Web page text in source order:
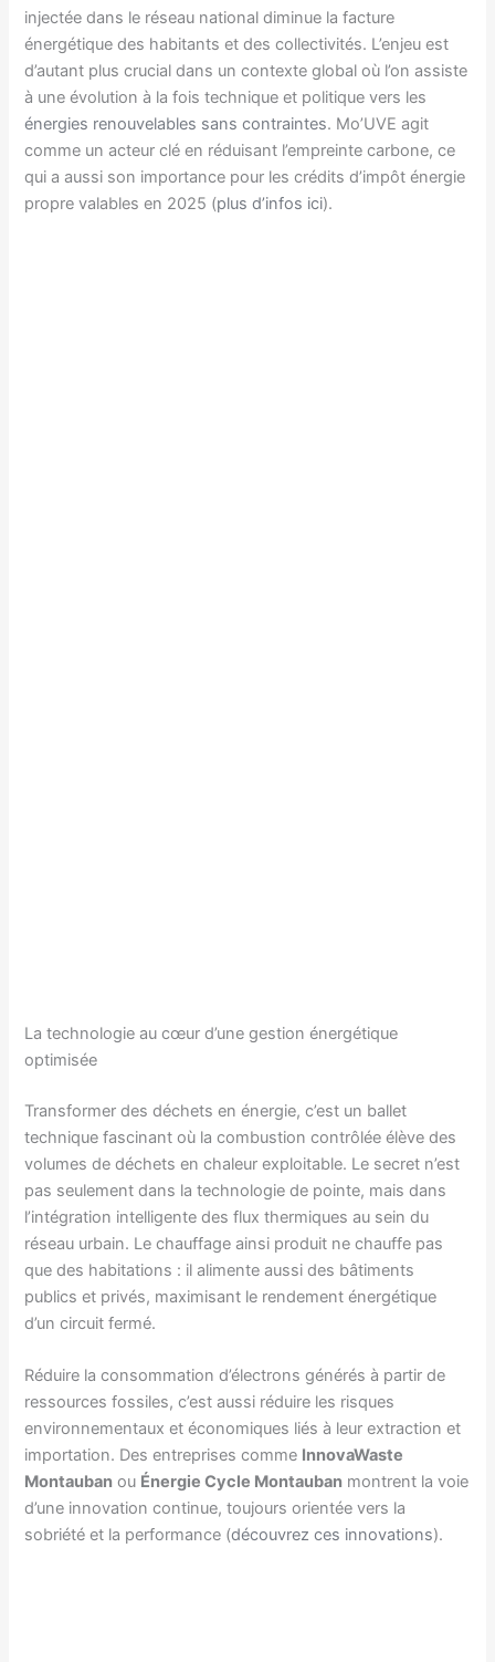
injectée dans le réseau national diminue la facture
énergétique des habitants et des collectivités. L’enjeu est
d’autant plus crucial dans un contexte global où l’on assiste
à une évolution à la fois technique et politique vers les
énergies renouvelables sans contraintes. Mo’UVE agit
comme un acteur clé en réduisant l’empreinte carbone, ce
qui a aussi son importance pour les crédits d’impôt énergie
propre valables en 2025 (plus d’infos ici).
La technologie au cœur d’une gestion énergétique
optimisée
Transformer des déchets en énergie, c’est un ballet
technique fascinant où la combustion contrôlée élève des
volumes de déchets en chaleur exploitable. Le secret n’est
pas seulement dans la technologie de pointe, mais dans
l’intégration intelligente des flux thermiques au sein du
réseau urbain. Le chauffage ainsi produit ne chauffe pas
que des habitations : il alimente aussi des bâtiments
publics et privés, maximisant le rendement énergétique
d’un circuit fermé.
Réduire la consommation d’électrons générés à partir de
ressources fossiles, c’est aussi réduire les risques
environnementaux et économiques liés à leur extraction et
importation. Des entreprises comme InnovaWaste
Montauban ou Énergie Cycle Montauban montrent la voie
d’une innovation continue, toujours orientée vers la
sobriété et la performance (découvrez ces innovations).